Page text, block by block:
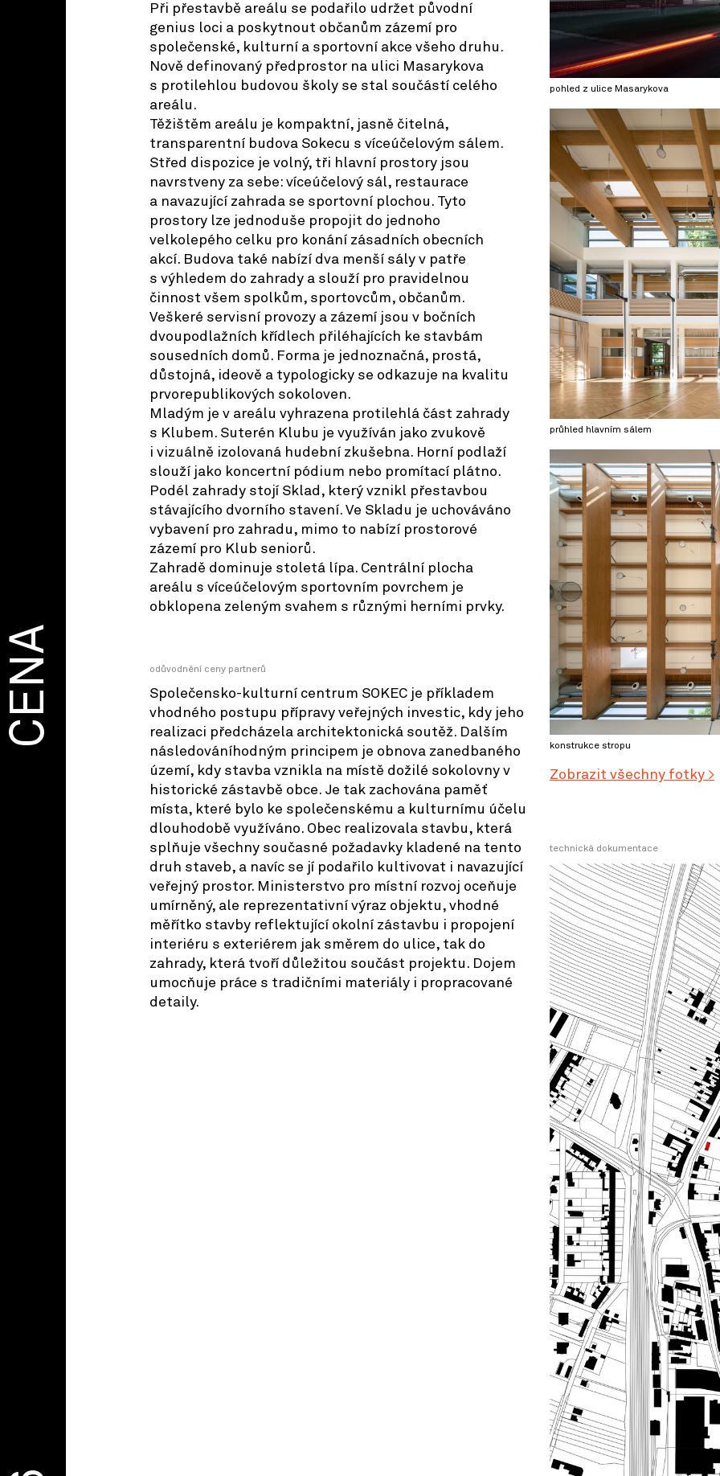
Při přestavbě areálu se podařilo udržet původní
genius loci a poskytnout občanům zázemí pro
společenské, kulturní a sportovní akce všeho druhu.
Nově definovaný předprostor na ulici Masarykova
s protilehlou budovou školy se stal součástí celého
areálu.
Těžištěm areálu je kompaktní, jasně čitelná,
transparentní budova Sokecu s víceúčelovým sálem.
Střed dispozice je volný, tři hlavní prostory jsou
navrstveny za sebe: víceúčelový sál, restaurace
a navazující zahrada se sportovní plochou. Tyto
prostory lze jednoduše propojit do jednoho
velkolepého celku pro konání zásadních obecních
akcí. Budova také nabízí dva menší sály v patře
s výhledem do zahrady a slouží pro pravidelnou
činnost všem spolkům, sportovcům, občanům.
Veškeré servisní provozy a zázemí jsou v bočních
dvoupodlažních křídlech přiléhajících ke stavbám
sousedních domů. Forma je jednoznačná, prostá,
důstojná, ideově a typologicky se odkazuje na kvalitu
prvorepublikových sokoloven.
Mladým je v areálu vyhrazena protilehlá část zahrady
s Klubem. Suterén Klubu je využíván jako zvukově
i vizuálně izolovaná hudební zkušebna. Horní podlaží
slouží jako koncertní pódium nebo promítací plátno.
Podél zahrady stojí Sklad, který vznikl přestavbou
stávajícího dvorního stavení. Ve Skladu je uchováváno
vybavení pro zahradu, mimo to nabízí prostorové
zázemí pro Klub seniorů.
Zahradě dominuje stoletá lípa. Centrální plocha
areálu s víceúčelovým sportovním povrchem je
obklopena zeleným svahem s různými herními prvky.
odůvodnění ceny partnerů
Společensko-kulturní centrum SOKEC je příkladem
vhodného postupu přípravy veřejných investic, kdy jeho
realizaci předcházela architektonická soutěž. Dalším
následováníhodným principem je obnova zanedbaného
území, kdy stavba vznikla na místě dožilé sokolovny v
historické zástavbě obce. Je tak zachována paměť
místa, které bylo ke společenskému a kulturnímu účelu
dlouhodobě využíváno. Obec realizovala stavbu, která
splňuje všechny současné požadavky kladené na tento
druh staveb, a navíc se jí podařilo kultivovat i navazující
veřejný prostor. Ministerstvo pro místní rozvoj oceňuje
umírněný, ale reprezentativní výraz objektu, vhodné
měřítko stavby reflektující okolní zástavbu i propojení
interiéru s exteriérem jak směrem do ulice, tak do
zahrady, která tvoří důležitou součást projektu. Dojem
umocňuje práce s tradičními materiály i propracované
detaily.
pohled z ulice Masarykova
průhled hlavním sálem
konstrukce stropu
Zobrazit všechny fotky >
technická dokumentace
CENA